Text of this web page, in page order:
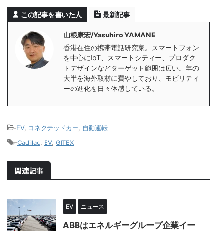
この記事を書いた人 最新記事
山根康宏/Yasuhiro YAMANE
香港在住の携帯電話研究家。スマートフォン
を中心にIoT、スマートシティー、プロダク
トデザインなどターゲット範囲は広い。年の
大半を海外取材に費やしており、モビリティ
ーの進化を日々体感している。
-EV, コネクテッドカー, 自動運転
-Cadillac, EV, GITEX
関連記事
EV ニュース
ABBはエネルギーグループ企業イー